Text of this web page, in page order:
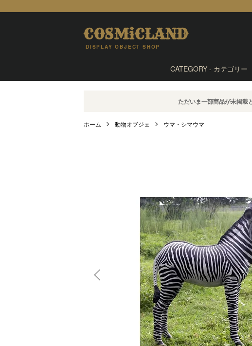
COSMiCLAND
DISPLAY OBJECT SHOP
CATEGORY - カテゴリー
ただいま一部商品が未掲載
ホーム 動物オブジェ ウマ・シマウマ